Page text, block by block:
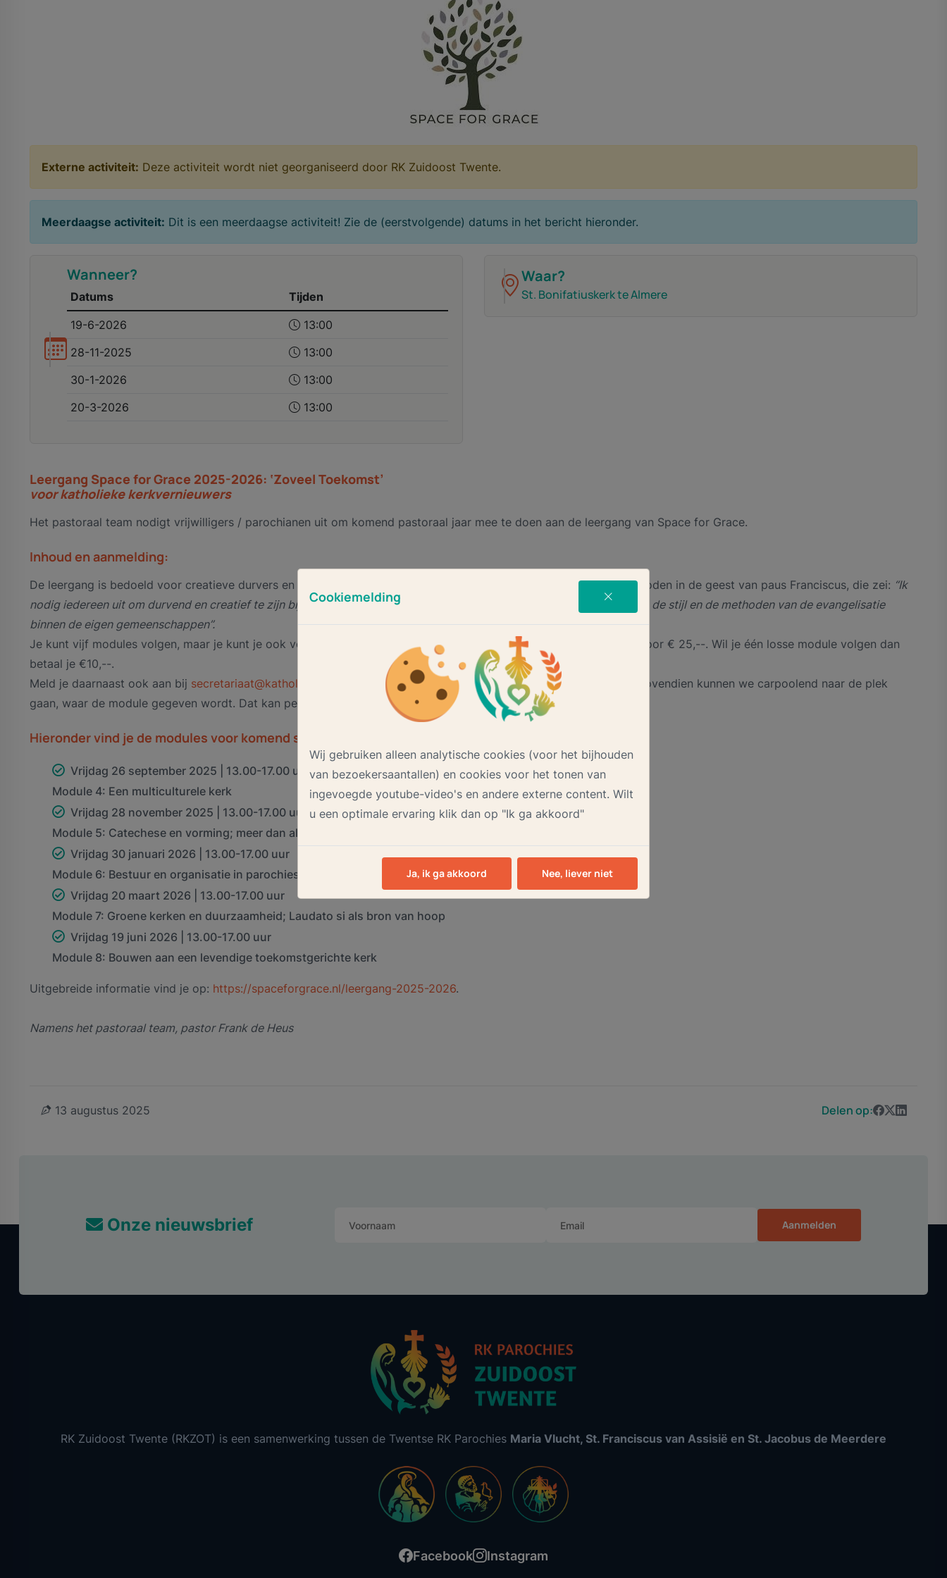
Cookiemelding
Wij gebruiken alleen analytische cookies (voor het bijhouden
van bezoekersaantallen) en cookies voor het tonen van
ingevoegde youtube-video's en andere externe content. Wilt
u een optimale ervaring klik dan op "Ik ga akkoord"
Ja, ik ga akkoord Nee, liever niet
Externe activiteit: Deze activiteit wordt niet georganiseerd door RK Zuidoost Twente.
Meerdaagse activiteit: Dit is een meerdaagse activiteit! Zie de (eerstvolgende) datums in het bericht hieronder.
Wanneer?
Datums
Tijden
19-6-2026
13:00
28-11-2025
13:00
30-1-2026
13:00
20-3-2026
13:00
Waar?
St. Bonifatiuskerk te Almere
Leergang Space for Grace 2025-2026: ‘Zoveel Toekomst’
voor katholieke kerkvernieuwers
Het pastoraal team nodigt vrijwilligers / parochianen uit om komend pastoraal jaar mee te doen aan de leergang van Space for Grace.
Inhoud en aanmelding:
De leergang is bedoeld voor creatieve durvers en doeners in de Rooms katholieke kerk. De leergang wordt aangeboden in de geest van paus Franciscus, die zei: “Ik
nodig iedereen uit om durvend en creatief te zijn bij het noodzakelijke herdenken van de doelstellingen, de structuren, de stijl en de methoden van de evangelisatie
binnen de eigen gemeenschappen”.
Je kunt vijf modules volgen, maar je kunt je ook voor losse modules inschrijven. Schrijf jezelf in voor vijf modules voor € 25,--. Wil je één losse module volgen dan
betaal je €10,--.
Meld je daarnaast ook aan bij secretariaat@katholiekenschede.nl
! Dan vergoed de parochie de gemaakte kosten. Bovendien kunnen we carpoolend naar de plek
gaan, waar de module gegeven wordt. Dat kan per keer verschillen.
Hieronder vind je de modules voor komend seizoen:
Vrijdag 26 september 2025 | 13.00-17.00 uur | Sint Bonifatiuskerk, Almere
Module 4: Een multiculturele kerk
Vrijdag 28 november 2025 | 13.00-17.00 uur
Module 5: Catechese en vorming; meer dan alpha’s en app’s
Vrijdag 30 januari 2026 | 13.00-17.00 uur
Module 6: Bestuur en organisatie in parochies
Vrijdag 20 maart 2026 | 13.00-17.00 uur
Module 7: Groene kerken en duurzaamheid; Laudato si als bron van hoop
Vrijdag 19 juni 2026 | 13.00-17.00 uur
Module 8: Bouwen aan een levendige toekomstgerichte kerk
Uitgebreide informatie vind je op: https://spaceforgrace.nl/leergang-2025-2026.
Namens het pastoraal team, pastor Frank de Heus
13 augustus 2025 Delen op:
Onze nieuwsbrief Aanmelden
RK Zuidoost Twente (RKZOT) is een samenwerking tussen de Twentse RK Parochies Maria Vlucht, St. Franciscus van Assisië en St. Jacobus de Meerdere
Facebook Instagram